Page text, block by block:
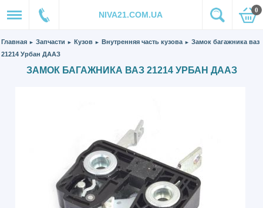
NIVA21.COM.UA 0
Главная ► Запчасти ► Кузов ► Внутренняя часть кузова ► Замок багажника ваз
21214 Урбан ДААЗ
ЗАМОК БАГАЖНИКА ВАЗ 21214 УРБАН ДААЗ